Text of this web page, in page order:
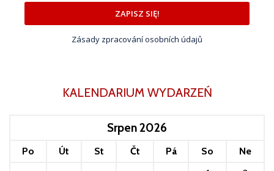
ZAPISZ SIĘ!
Zásady zpracování osobních údajů
KALENDARIUM WYDARZEŃ
Srpen 2026
Po Út St Čt Pá So
Ne